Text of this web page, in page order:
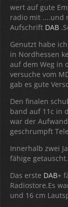
wert auf gute
radio mit ....und
Aufschrift DAB
Genutzt habe
in Nordhessen
auf dem Weg in
versuche vom
gab es gute
Den finalen
band auf 11c in
war der
geschrumpft
Innerhalb zwei
fähige getauscht.
Das erste DAB+
Radiostore.Es
und 16 cm